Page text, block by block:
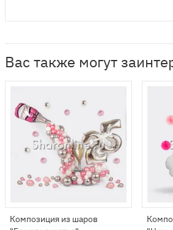
Вас также могут
Композиция из шаров